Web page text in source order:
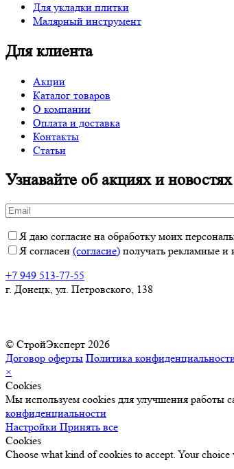
Для укладки плитки
Малярный инструмент
Для клиента
Акции
Каталог товаров
О компании
Оплата и доставка
Контакты
Статьи
Узнавайте об акциях и
Я даю согласие на обработку моих
Я согласен (согласие) получать рекламные
+7 949 513-77-55
г. Донецк, ул. Петровского, 138
© СтройЭксперт 2026
Договор оферты Политика
×
Cookies
Мы используем cookies для улучшения работы
конфиденциальности
Настройки Принять все
Cookies
Choose what kind of cookies to accept. Your